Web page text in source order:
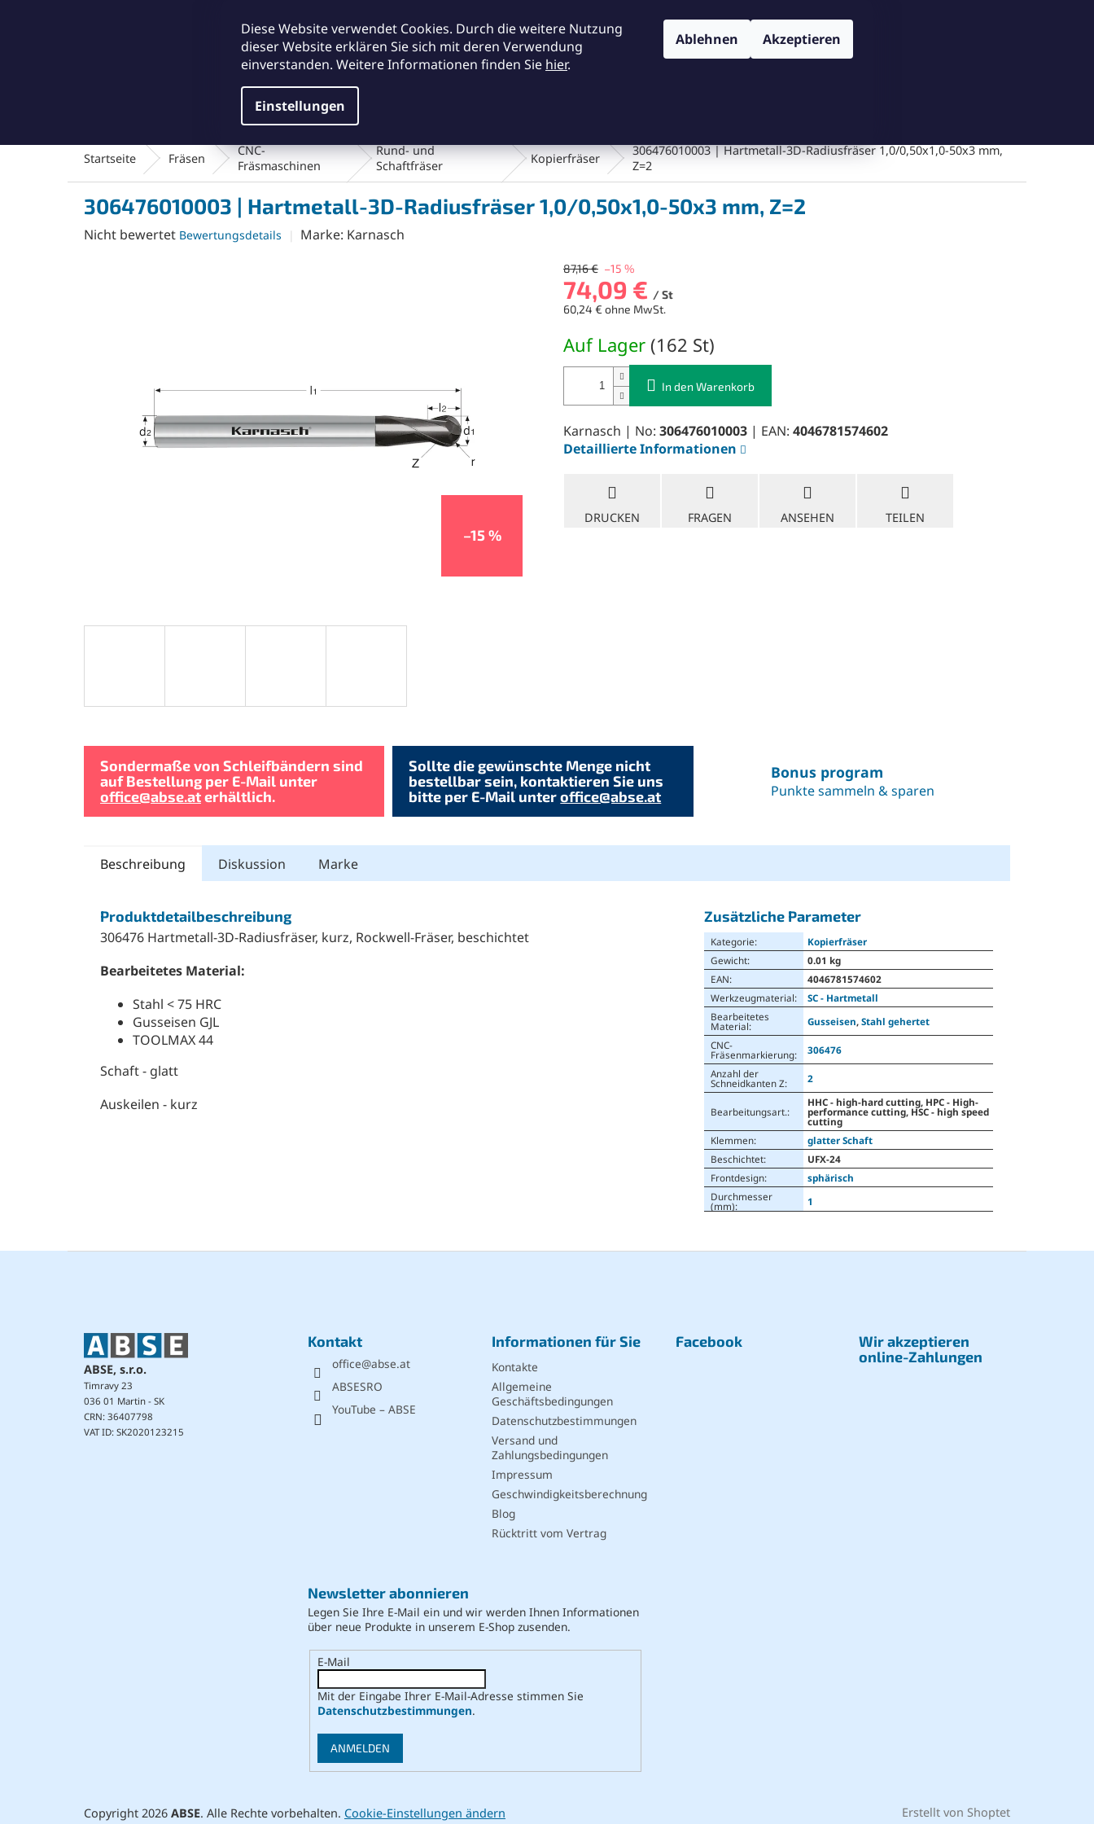
Diese Website verwendet Cookies. Durch die weitere Nutzung
dieser Website erklären Sie sich mit deren Verwendung
einverstanden. Weitere Informationen finden Sie hier.
Einstellungen
Ablehnen Akzeptieren
Reinigungsmaterialien und Bürsten
Startseite Fräsen
CNC-
Fräsmaschinen
Rund- und
Schaftfräser
Kopierfräser
306476010003 | Hartmetall-3D-Radiusfräser 1,0/0,50x1,0-50x3 mm,
Z=2
306476010003 | Hartmetall-3D-Radiusfräser 1,0/0,50x1,0-50x3 mm, Z=2
Die
Nicht bewertet Bewertungsdetails Marke: Karnasch
–15 %
87,16 € –15 %
74,09 € / St
60,24 € ohne MwSt.
Auf Lager (162 St)
In den Warenkorb
Karnasch | No: 306476010003 | EAN: 4046781574602
Detaillierte Informationen
DRUCKEN FRAGEN ANSEHEN TEILEN
Sondermaße von Schleifbändern sind
auf Bestellung per E-Mail unter
office@abse.aterhältlich.
Sollte die gewünschte Menge nicht
bestellbar sein, kontaktieren Sie uns
bitte per E-Mail unteroffice@abse.at
Bonus program
Punkte sammeln & sparen
Beschreibung Diskussion Marke
Produktdetailbeschreibung
306476 Hartmetall-3D-Radiusfräser, kurz, Rockwell-Fräser, beschichtet
Bearbeitetes Material:
Stahl < 75 HRC
Gusseisen GJL
TOOLMAX 44
Schaft - glatt
Auskeilen - kurz
Zusätzliche Parameter
Kategorie:
Kopierfräser
Gewicht:
0.01 kg
EAN:
4046781574602
Werkzeugmaterial:
SC - Hartmetall
Bearbeitetes
Material: Gusseisen,Stahl gehertet
CNC-
Fräsenmarkierung:
306476
Anzahl der
Schneidkanten Z: 2
Bearbeitungsart.:
HHC - high-hard cutting, HPC - High-
performance cutting, HSC - high speed
cutting
Klemmen:
glatter Schaft
Beschichtet:
UFX-24
Frontdesign:
sphärisch
Durchmesser
(mm): 1
ABSE, s.r.o.
Timravy 23
036 01 Martin - SK
CRN: 36407798
VAT ID: SK2020123215
Kontakt
office@abse.at
ABSESRO
YouTube – ABSE
Informationen für Sie
Kontakte
Allgemeine
Geschäftsbedingungen
Datenschutzbestimmungen
Versand und
Zahlungsbedingungen
Impressum
Geschwindigkeitsberechnung
Blog
Rücktritt vom Vertrag
Facebook
Wir akzeptieren
online-Zahlungen
Newsletter abonnieren
Legen Sie Ihre E-Mail ein und wir werden Ihnen Informationen
über neue Produkte in unserem E-Shop zusenden.
E-Mail
Mit der Eingabe Ihrer E-Mail-Adresse stimmen Sie
Datenschutzbestimmungen.
ANMELDEN
Erstellt von Shoptet
Copyright 2026 ABSE. Alle Rechte vorbehalten. Cookie-Einstellungen ändern